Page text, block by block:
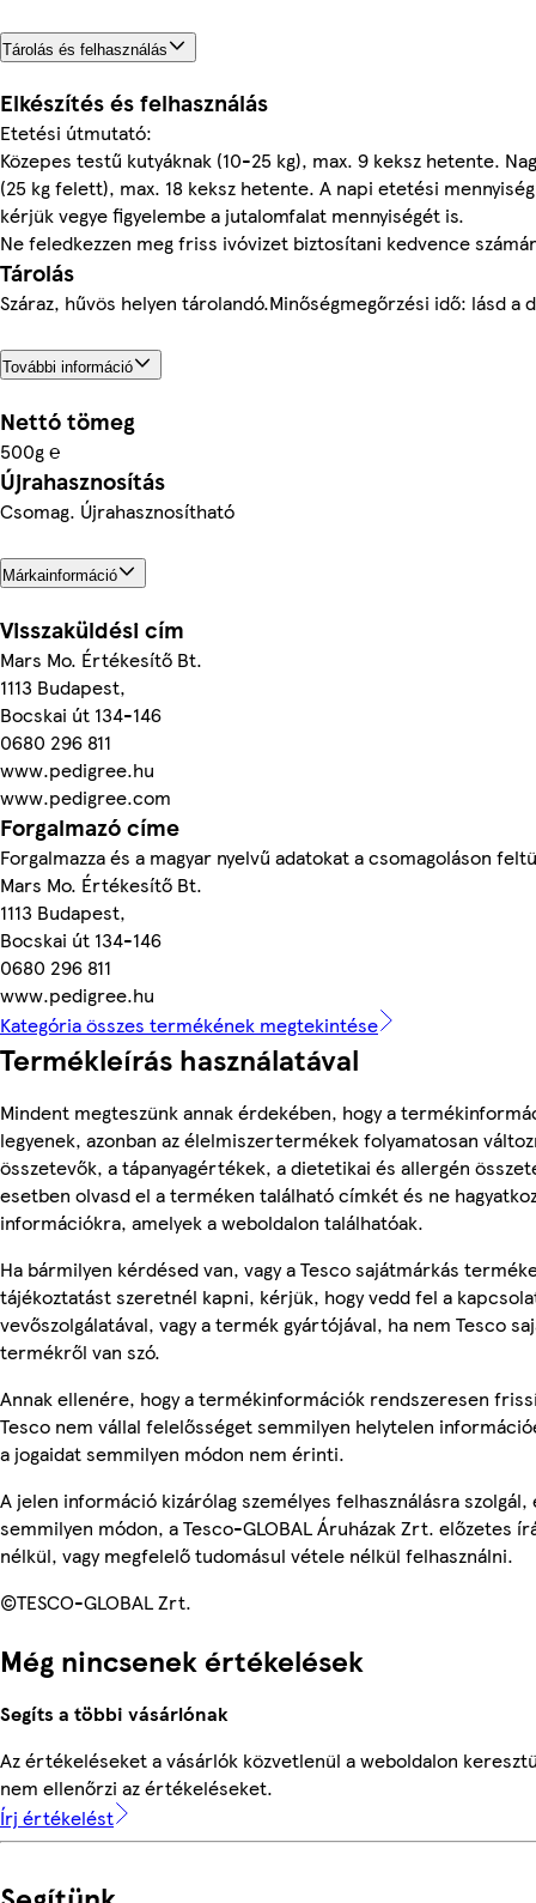
Tárolás és felhasználás
Elkészítés és felhasználás
Etetési útmutató:
Közepes testű kutyáknak (10-25 kg), max. 9 keksz hetente.
(25 kg felett), max. 18 keksz hetente. A napi etetési
kérjük vegye figyelembe a jutalomfalat mennyiségét is.
Ne feledkezzen meg friss ivóvizet biztosítani kedvence
Tárolás
Száraz, hűvös helyen tárolandó.Minőségmegőrzési idő: lásd a
További információ
Nettó tömeg
500g ℮
Újrahasznosítás
Csomag. Újrahasznosítható
Márkainformáció
Visszaküldési cím
Mars Mo. Értékesítő Bt.
1113 Budapest,
Bocskai út 134-146
0680 296 811
www.pedigree.hu
www.pedigree.com
Forgalmazó címe
Forgalmazza és a magyar nyelvű adatokat a csomagoláson
Mars Mo. Értékesítő Bt.
1113 Budapest,
Bocskai út 134-146
0680 296 811
www.pedigree.hu
Kategória összes termékének megtekintése
Termékleírás használatával
Mindent megteszünk annak érdekében, hogy a
legyenek, azonban az élelmiszertermékek folyamatosan
összetevők, a tápanyagértékek, a dietetikai és allergén
esetben olvasd el a terméken található címkét és ne
információkra, amelyek a weboldalon találhatóak.
Ha bármilyen kérdésed van, vagy a Tesco sajátmárkás
tájékoztatást szeretnél kapni, kérjük, hogy vedd fel a
vevőszolgálatával, vagy a termék gyártójával, ha nem Tesco
termékről van szó.
Annak ellenére, hogy a termékinformációk rendszeresen
Tesco nem vállal felelősséget semmilyen helytelen
a jogaidat semmilyen módon nem érinti.
A jelen információ kizárólag személyes felhasználásra
semmilyen módon, a Tesco-GLOBAL Áruházak Zrt. előzetes
nélkül, vagy megfelelő tudomásul vétele nélkül felhasználni.
©TESCO-GLOBAL Zrt.
Még nincsenek értékelések
Segíts a többi vásárlónak
Az értékeléseket a vásárlók közvetlenül a weboldalon
nem ellenőrzi az értékeléseket.
Írj értékelést